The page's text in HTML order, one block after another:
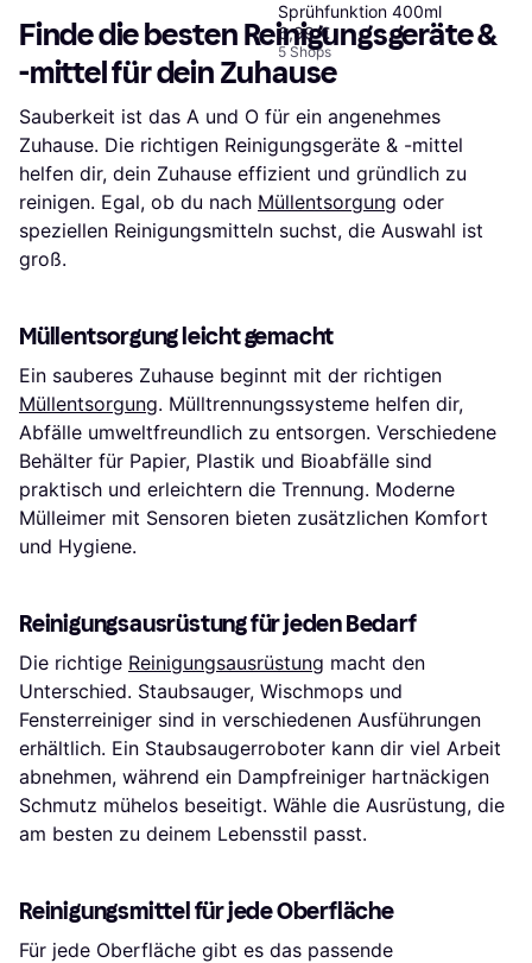
Sprühfunktion 400ml
6,99 €
5 Shops
Finde die besten Reinigungsgeräte &
-mittel für dein Zuhause
Sauberkeit ist das A und O für ein angenehmes
Zuhause. Die richtigen Reinigungsgeräte & -mittel
helfen dir, dein Zuhause effizient und gründlich zu
reinigen. Egal, ob du nach Müllentsorgung oder
speziellen Reinigungsmitteln suchst, die Auswahl ist
groß.
Müllentsorgung leicht gemacht
Ein sauberes Zuhause beginnt mit der richtigen
Müllentsorgung. Mülltrennungssysteme helfen dir,
Abfälle umweltfreundlich zu entsorgen. Verschiedene
Behälter für Papier, Plastik und Bioabfälle sind
praktisch und erleichtern die Trennung. Moderne
Mülleimer mit Sensoren bieten zusätzlichen Komfort
und Hygiene.
Reinigungsausrüstung für jeden Bedarf
Die richtige Reinigungsausrüstung macht den
Unterschied. Staubsauger, Wischmops und
Fensterreiniger sind in verschiedenen Ausführungen
erhältlich. Ein Staubsaugerroboter kann dir viel Arbeit
abnehmen, während ein Dampfreiniger hartnäckigen
Schmutz mühelos beseitigt. Wähle die Ausrüstung, die
am besten zu deinem Lebensstil passt.
Reinigungsmittel für jede Oberfläche
Für jede Oberfläche gibt es das passende